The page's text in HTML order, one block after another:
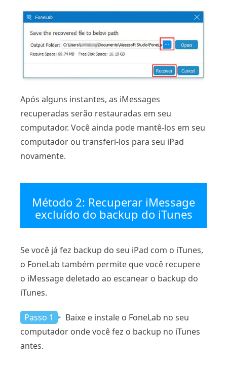
Após alguns instantes, as iMessages
recuperadas serão restauradas em seu
computador. Você ainda pode mantê-los em seu
computador ou transferi-los para seu iPad
novamente.
Método 2: Recuperar iMessage
excluído do backup do iTunes
Se você já fez backup do seu iPad com o iTunes,
o FoneLab também permite que você recupere
o iMessage deletado ao escanear o backup do
iTunes.
Passo 1
Baixe e instale o FoneLab no seu
computador onde você fez o backup no iTunes
antes.